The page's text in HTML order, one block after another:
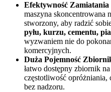
Efektywność Zamiatania
maszyna skoncentrowana
stworzony, aby radzić
pyłu, kurzu, cementu,
wyzwaniem nie do
komercyjnych.
Duża Pojemność
łatwo dostępny zbiornik
częstotliwość opróżniania,
bez nadzoru.